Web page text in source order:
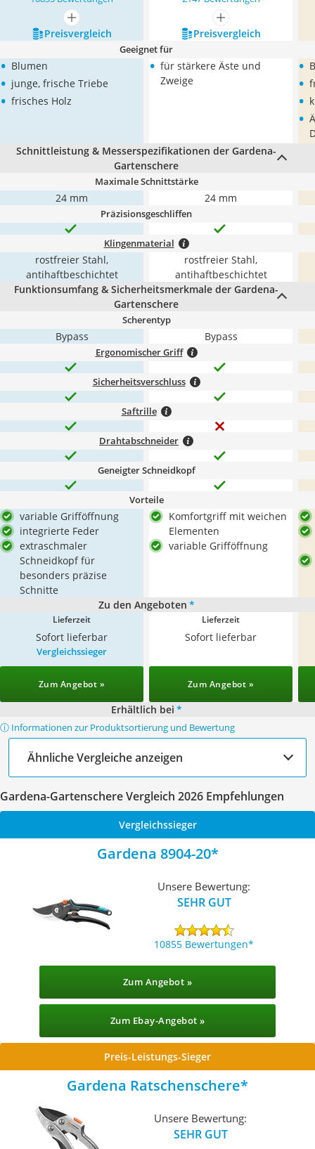
mehr anzeigen
mehr anzeigen
Preis­vergleich
Preis­vergleich
Geeignet für
• Blumen
• junge, frische Triebe
• frisches Holz
• für stärkere Äste und
Zweige
•
•
•
•
Schnittleistung & Messerspezifikationen der Gardena-
Gartenschere
Maximale Schnittstärke
24 mm 24 mm
Präzisionsgeschliffen
Klingenmaterial
rostfreier Stahl,
antihaftbeschichtet
rostfreier Stahl,
antihaftbeschichtet
Funktionsumfang & Sicherheitsmerkmale der Gardena-
Gartenschere
Scherentyp
Bypass Bypass
Ergonomischer Griff
Sicherheitsverschluss
Saftrille
Drahtabschneider
Geneigter Schneidkopf
Vorteile
variable Grifföffnung
integrierte Feder
extraschmaler
Schneidkopf für
besonders präzise
Schnitte
Komfortgriff mit weichen
Elementen
variable Grifföffnung
Zu den Angeboten *
Lieferzeit
Sofort lieferbar
Lieferzeit
Sofort lieferbar
Vergleichssieger
Zum Angebot » Zum Angebot »
Erhältlich bei *
ⓘ Informationen zur Produktsortierung und Bewertung
Ähnliche Vergleiche anzeigen
Gardena-Gartenschere Vergleich 2026 Empfehlungen
Vergleichssieger
Gardena 8904-20
Unsere Bewertung:
SEHR GUT
10855 Bewertungen
Zum Angebot »
Zum Ebay-Angebot »
Preis-Leistungs-Sieger
Gardena Ratschenschere
Unsere Bewertung:
SEHR GUT